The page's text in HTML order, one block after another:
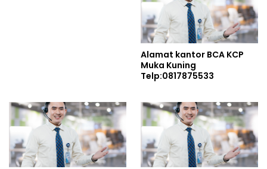
Alamat kantor BCA KCP
Muka Kuning
Telp:0817875533